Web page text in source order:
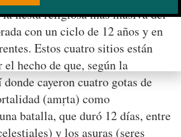
fiesta religiosa más masiva del
con un ciclo de 12 años y en
Estos cuatro sitios están
hecho de que, según la
cayeron cuatro gotas de
(amṛta) como
batalla, que duró 12 días, entre
y los asuras (seres